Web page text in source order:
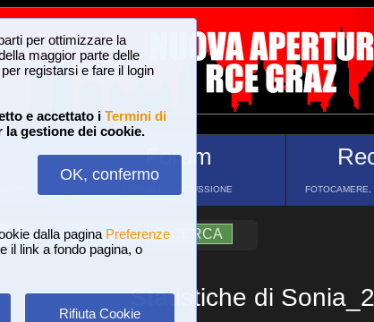
per ottimizzare la
maggior parte delle
registarsi e fare il login
e accettato i Termini di
gestione dei cookie.
OK, confermo
dalla pagina Preferenze
il link a fondo pagina, o
Rifiuta Cookie
Forum
FORUM DI DISCUSSIONE
A A ?AIUTO RICERCA
Statistiche di